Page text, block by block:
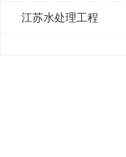
江苏水处理工程